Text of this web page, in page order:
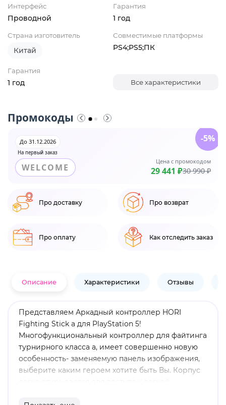
Интерфейс
Проводной
Гарантия
1 год
Страна изготовитель
Китай
Совместимые платформы
PS4;PS5;ПК
Гарантия
1 год Все характеристики
Промокоды
На первый заказ
До 31.12.2026
WELCOME
Цена с промокодом
29 441 ₽30 990 ₽
-5%
Про доставку Про возврат
Про оплату Как отследить заказ
Описание Характеристики Отзывы
Представляем Аркадный контроллер HORI
Fighting Stick a для PlayStation 5!
Многофункциональный контроллер для файтинга
турнирного класса a, имеет совершенно новую
особенность- заменяемую панель изображения,
выберите каким героем хотите быть Вы. Корпус